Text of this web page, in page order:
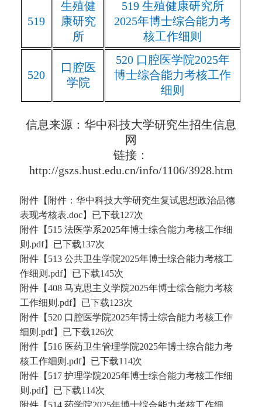
519
生殖健
康研究
所
519 生殖健康研究所
2025年博士综合能力考
核工作细则
520
口腔医
学院
520 口腔医学院2025年
博士综合能力考核工作
细则
信息来源：华中科技大学研究生招生信息
网
链接：
http://gszs.hust.edu.cn/info/1106/3928.htm
附件【 附件：华中科技大学研究生复试思想政治品德
表现考核表.doc】已下载127次
附件【 515 法医学系2025年博士综合能力考核工作细
则.pdf】已下载137次
附件【 513 公共卫生学院2025年博士综合能力考核工
作细则.pdf】已下载145次
附件【408 马克思主义学院2025年博士综合能力考核
工作细则.pdf】已下载123次
附件【 520 口腔医学院2025年博士综合能力考核工作
细则.pdf】已下载126次
附件【 516 医药卫生管理学院2025年博士综合能力考
核工作细则.pdf】已下载114次
附件【 517 护理学院2025年博士综合能力考核工作细
则.pdf】已下载114次
附件【 514 药学院2025年博士综合能力考核工作细